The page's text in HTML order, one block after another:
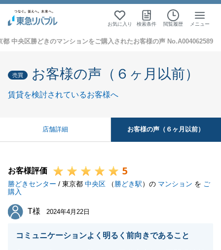
お気に入り 検索条件 閲覧履歴 メニュー
都 中央区勝どきのマンションをご購入されたお客様の声 No.A004062589
売買 お客様の声（６ヶ月以前）
賃貸を検討されているお客様へ
店舗詳細 お客様の声（６ヶ月以前）
お客様評価 5
勝どきセンター / 東京都 中央区 （ 勝どき駅）の マンション を ご
購入
T様
T様 2024年4月22日
コミュニケーションよく明るく前向きであること